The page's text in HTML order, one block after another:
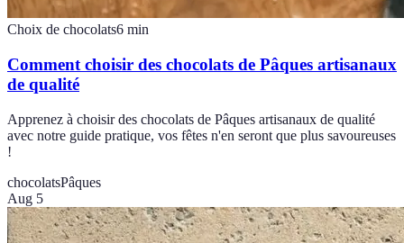
Choix de chocolats6 min
Comment choisir des chocolats de Pâques artisanaux
de qualité
Apprenez à choisir des chocolats de Pâques artisanaux de qualité
avec notre guide pratique, vos fêtes n'en seront que plus savoureuses
!
chocolatsPâques
Aug 5